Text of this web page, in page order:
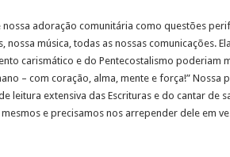
adoração comunitária como questões
música, todas as nossas comunicações.
carismático e do Pentecostalismo poderiam
– com coração, alma, mente e força!” Nossa
leitura extensiva das Escrituras e do cantar de
e precisamos nos arrepender dele em